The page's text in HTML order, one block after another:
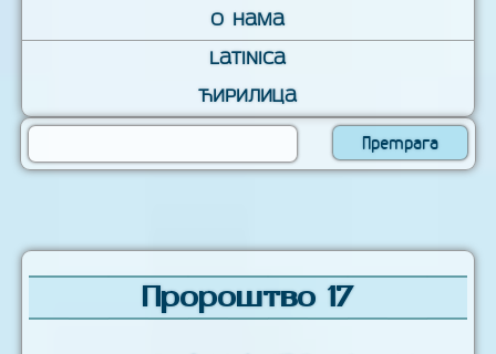
О нама
Latinica
Ћирилица
Пророштво 17